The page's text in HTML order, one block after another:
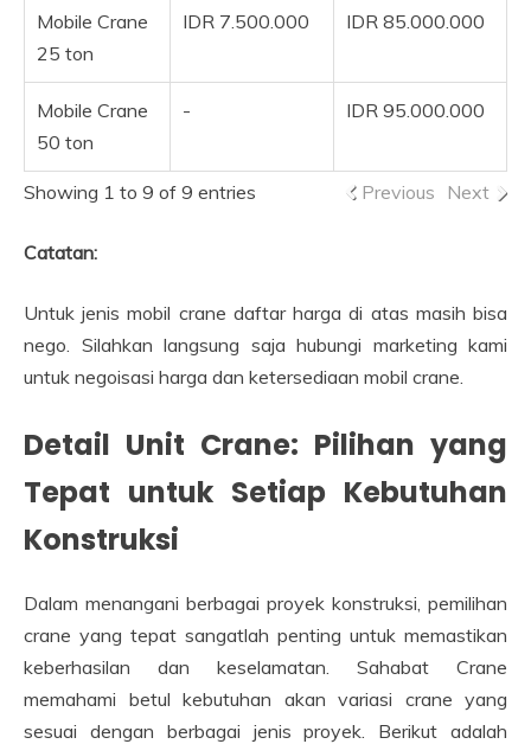
Mobile Crane
25 ton
IDR 7.500.000 IDR 85.000.000
Mobile Crane
50 ton
- IDR 95.000.000
Showing 1 to 9 of 9 entries Previous Next
Catatan:
Untuk jenis mobil crane daftar harga di atas masih bisa
nego. Silahkan langsung saja hubungi marketing kami
untuk negoisasi harga dan ketersediaan mobil crane.
Detail Unit Crane: Pilihan yang
Tepat untuk Setiap Kebutuhan
Konstruksi
Dalam menangani berbagai proyek konstruksi, pemilihan
crane yang tepat sangatlah penting untuk memastikan
keberhasilan dan keselamatan. Sahabat Crane
memahami betul kebutuhan akan variasi crane yang
sesuai dengan berbagai jenis proyek. Berikut adalah